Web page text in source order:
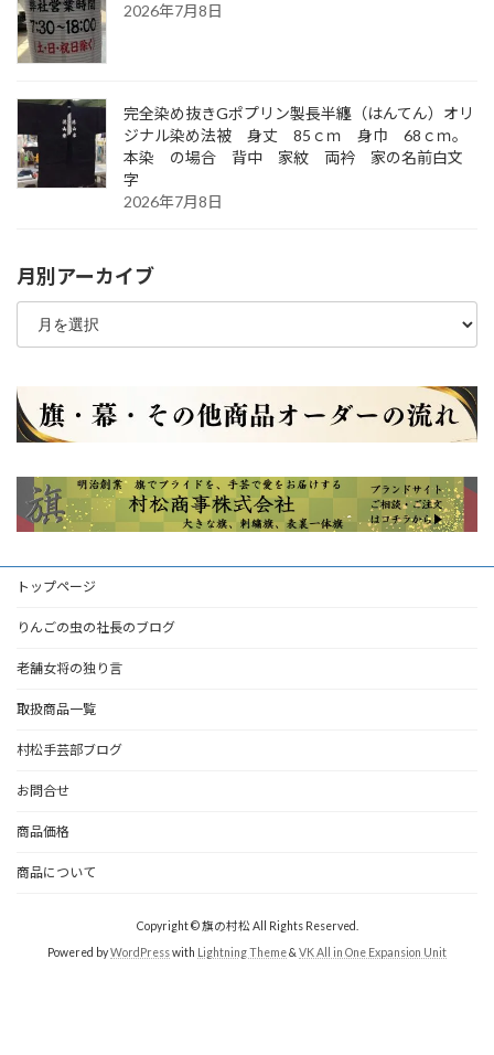
2026年7月8日
完全染め抜きGポプリン製長半纏（はんてん）オリ
ジナル染め法被 身丈 85ｃｍ 身巾 68ｃｍ。
本染 の場合 背中 家紋 両衿 家の名前白文
字
2026年7月8日
月別アーカイブ
月
ア
カ
イ
ブ
トップページ
りんごの虫の社長のブログ
老舗女将の独り言
取扱商品一覧
村松手芸部ブログ
お問合せ
商品価格
商品について
Copyright © 旗の村松 All Rights Reserved.
Powered byWordPresswith Lightning Theme& VK All in One Expansion Unit